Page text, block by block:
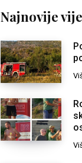
Najnovije